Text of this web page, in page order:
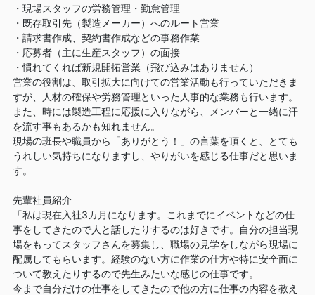
・現場スタッフの労務管理・勤怠管理
・既存取引先（製造メーカー）へのルート営業
・請求書作成、契約書作成などの事務作業
・応募者（主に生産スタッフ）の面接
・慣れてくれば新規開拓営業（飛び込みはありません）
営業の役割は、取引拡大に向けての営業活動も行っていただきま
すが、人材の確保や労務管理といった人事的な業務も行います。
また、時には製造工程に応援に入りながら、メンバーと一緒に汗
を流す事もあるかも知れません。
現場の班長や職員から「ありがとう！」の言葉を頂くと、とても
うれしい気持ちになりますし、やりがいを感じる仕事だと思いま
す。
先輩社員紹介
「私は現在入社3カ月になります。これまでにイベントなどの仕
事をしてきたので人と話したりするのは好きです。自分の担当現
場をもってスタッフさんを募集し、職場の見学をしながら現場に
配属してもらいます。経験のない方に作業の仕方や特に安全面に
ついて教えたりするので先生みたいな感じの仕事です。
今まで自分だけの仕事をしてきたので他の方に仕事の内容を教え